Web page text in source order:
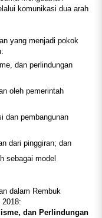
komunikasi dua arah
yang menjadi pokok
dan perlindungan
oleh pemerintah
dan pembangunan
dari pinggiran; dan
sebagai model
dalam Rembuk
2018:
dan Perlindungan